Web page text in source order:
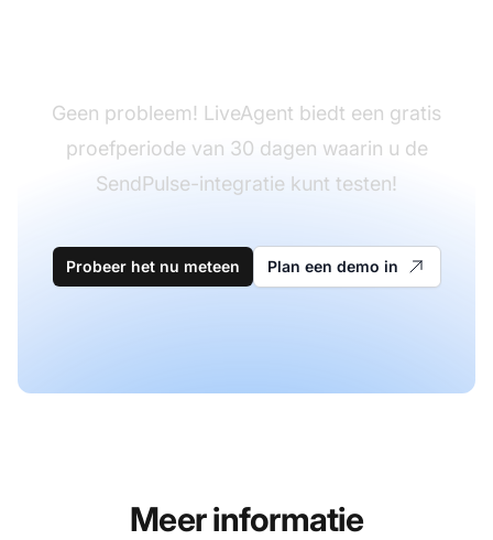
Geen probleem! LiveAgent biedt een gratis
proefperiode van 30 dagen waarin u de
SendPulse-integratie kunt testen!
Probeer het nu meteen Plan een demo in
Meer informatie